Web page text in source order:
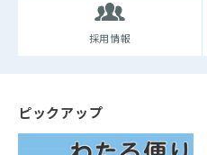
採用情報
ピックアップ